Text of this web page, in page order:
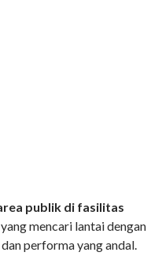
publik di fasilitas
yang mencari lantai dengan
performa yang andal.